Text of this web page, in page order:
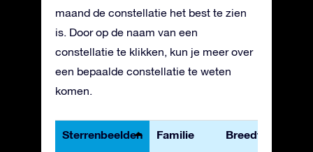
maand de constellatie het best te zien
is. Door op de naam van een
constellatie te klikken, kun je meer over
een bepaalde constellatie te weten
komen.
Sterrenbeelden Familie Breedtegraden